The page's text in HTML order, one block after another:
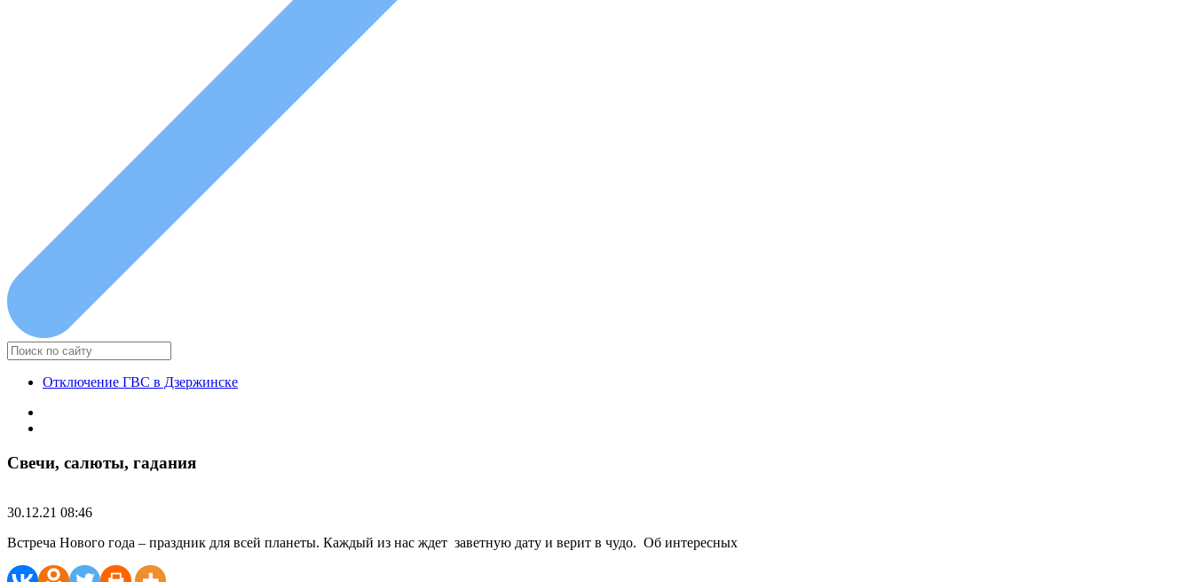
Отключение ГВС в Дзержинске
Свечи, салюты, гадания
30.12.21 08:46
Встреча Нового года – праздник для всей планеты. Каждый из нас ждет заветную дату и верит в чудо. Об интересных